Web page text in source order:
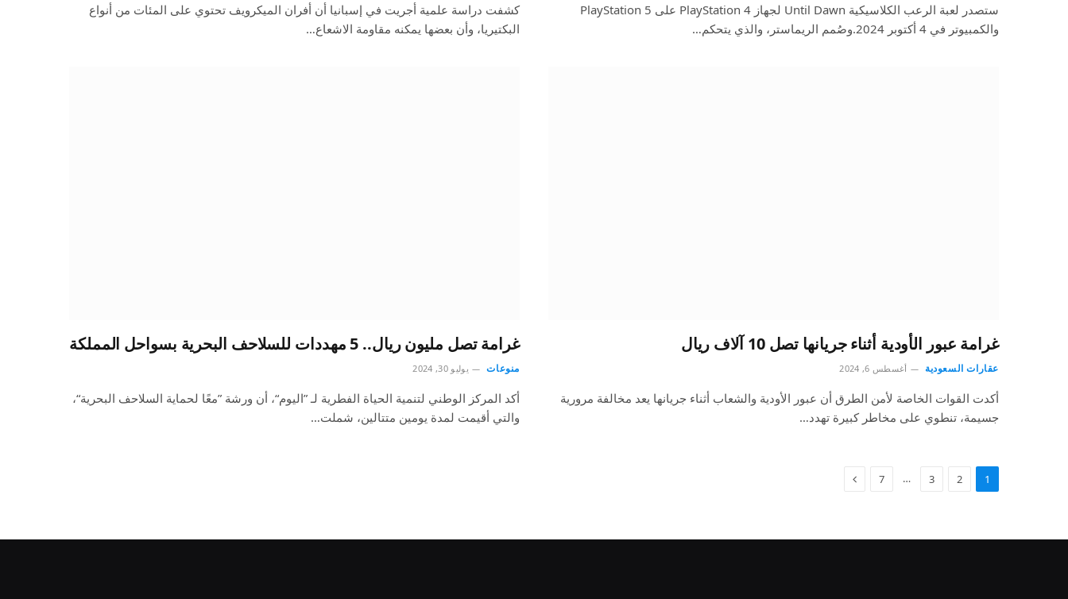
ستصدر لعبة الرعب الكلاسيكية Until Dawn لجهاز PlayStation 4 على PlayStation 5
والكمبيوتر في 4 أكتوبر 2024.وصُمم الريماستر، والذي يتحكم…
كشفت دراسة علمية أجريت في إسبانيا أن أفران الميكرويف تحتوي على المئات من أنواع
البكتيريا، وأن بعضها يمكنه مقاومة الاشعاع…
غرامة عبور الأودية أثناء جريانها تصل 10 آلاف ريال
عقارات السعودية أغسطس 6, 2024
أكدت القوات الخاصة لأمن الطرق أن عبور الأودية والشعاب أثناء جريانها يعد مخالفة مرورية
جسيمة، تنطوي على مخاطر كبيرة تهدد…
غرامة تصل مليون ريال.. 5 مهددات للسلاحف البحرية بسواحل المملكة
منوعات يوليو 30, 2024
أكد المركز الوطني لتنمية الحياة الفطرية لـ ”اليوم“، أن ورشة ”معًا لحماية السلاحف البحرية“،
والتي أقيمت لمدة يومين متتالين، شملت…
1
2
3
…
7